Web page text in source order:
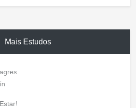
Mais Estudos